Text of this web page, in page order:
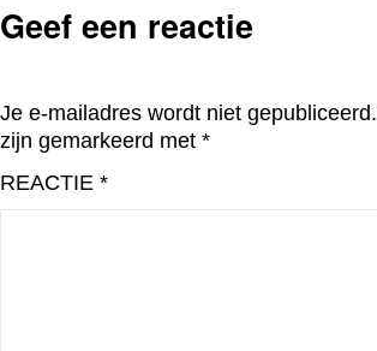
Geef een reactie
Je e-mailadres wordt niet gepubliceerd.
zijn gemarkeerd met *
REACTIE *